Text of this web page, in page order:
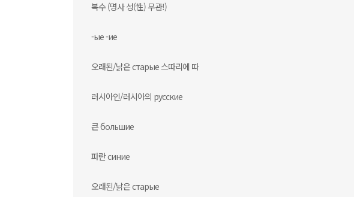
복수 (명사 성(性) 무관!)
-ые -ие
오래된/낡은 старые 스따리에 따
러시아인/러시아의 русские
큰 большие
파란 синие
오래된/낡은 старые